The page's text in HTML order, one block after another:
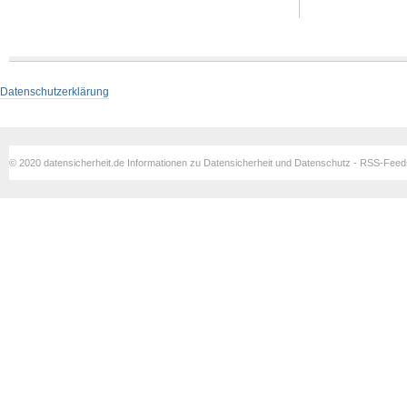
Datenschutzerklärung
© 2020 datensicherheit.de Informationen zu Datensicherheit und Datenschutz - RSS-